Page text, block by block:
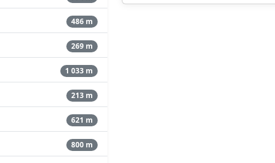
486 m
269 m
1 033 m
213 m
621 m
800 m